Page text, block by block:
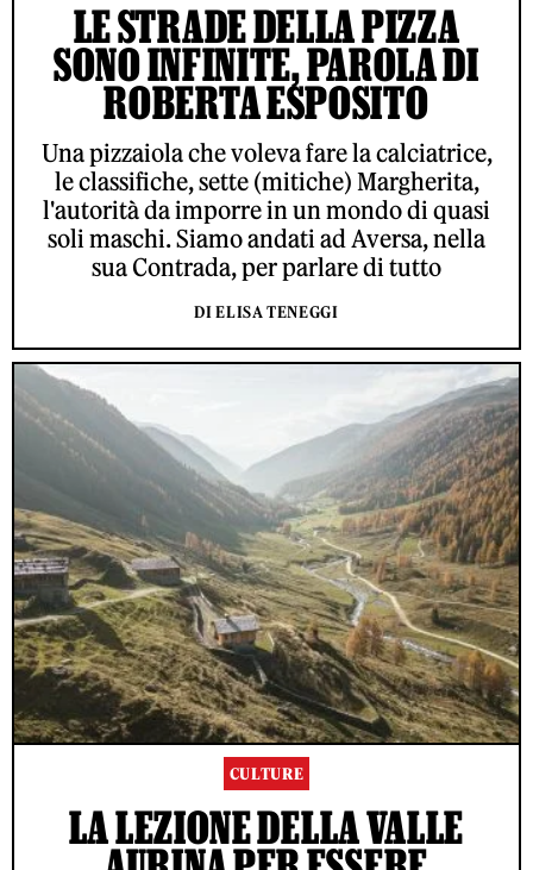
LE STRADE DELLA PIZZA
SONO INFINITE, PAROLA DI
ROBERTA ESPOSITO
Una pizzaiola che voleva fare la calciatrice,
le classifiche, sette (mitiche) Margherita,
l'autorità da imporre in un mondo di quasi
soli maschi. Siamo andati ad Aversa, nella
sua Contrada, per parlare di tutto
DI ELISA TENEGGI
CULTURE
LA LEZIONE DELLA VALLE